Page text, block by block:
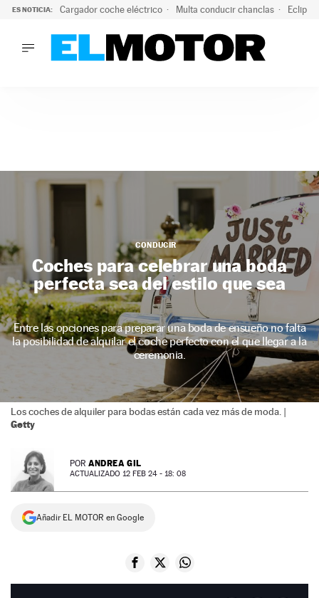
ES NOTICIA: Cargador coche eléctrico Multa conducir chanclas
SUPERCOCHES
MOTORTV
PREMIOS
SERVICIOS
NEWSLETTER
CONDUCIR
Coches para celebrar una boda
perfecta sea del estilo que sea
Entre las opciones para preparar una boda de ensueño no falta
la posibilidad de alquilar el coche perfecto con el que llegar a la
ceremonia.
Los coches de alquiler para bodas están cada vez más de moda. |
Getty
POR ANDREA GIL
ACTUALIZADO 12 FEB 24 - 18: 08
Añadir EL MOTOR en Google